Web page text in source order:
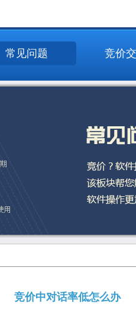
常见问题 竞价
竞价中对话率低怎么办